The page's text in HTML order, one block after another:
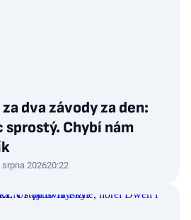
dva závody za den:
Chybí nám
srpna 202620:22